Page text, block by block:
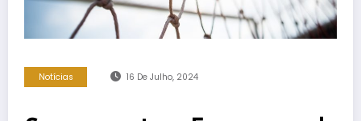
Notícias 16 De Julho, 2024